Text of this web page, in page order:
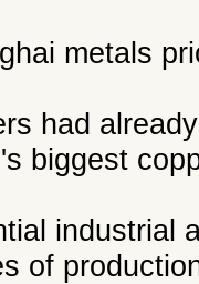
metals
had
biggest
industrial
of